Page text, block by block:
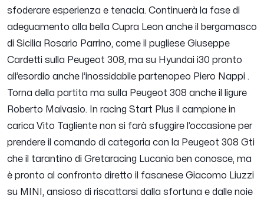
sfoderare esperienza e tenacia. Continuerà la fase di
adeguamento alla bella Cupra Leon anche il bergamasco
di Sicilia Rosario Parrino, come il pugliese Giuseppe
Cardetti sulla Peugeot 308, ma su Hyundai i30 pronto
all’esordio anche l’inossidabile partenopeo Piero Nappi .
Torna della partita ma sulla Peugeot 308 anche il ligure
Roberto Malvasio. In racing Start Plus il campione in
carica Vito Tagliente non si farà sfuggire l’occasione per
prendere il comando di categoria con la Peugeot 308 Gti
che il tarantino di Gretaracing Lucania ben conosce, ma
è pronto al confronto diretto il fasanese Giacomo Liuzzi
su MINI, ansioso di riscattarsi dalla sfortuna e dalle noie